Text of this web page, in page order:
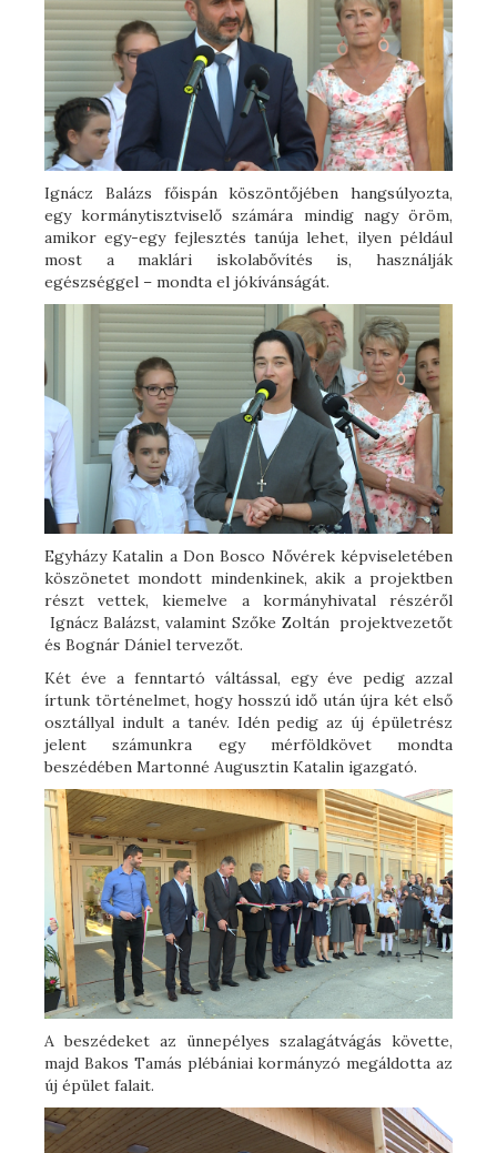
Ignácz Balázs főispán köszöntőjében hangsúlyozta,
egy kormánytisztviselő számára mindig nagy öröm,
amikor egy-egy fejlesztés tanúja lehet, ilyen például
most a maklári iskolabővítés is, használják
egészséggel – mondta el jókívánságát.
Egyházy Katalin a Don Bosco Nővérek képviseletében
köszönetet mondott mindenkinek, akik a projektben
részt vettek, kiemelve a kormányhivatal részéről
Ignácz Balázst, valamint Szőke Zoltán projektvezetőt
és Bognár Dániel tervezőt.
Két éve a fenntartó váltással, egy éve pedig azzal
írtunk történelmet, hogy hosszú idő után újra két első
osztállyal indult a tanév. Idén pedig az új épületrész
jelent számunkra egy mérföldkövet mondta
beszédében Martonné Augusztin Katalin igazgató.
A beszédeket az ünnepélyes szalagátvágás követte,
majd Bakos Tamás plébániai kormányzó megáldotta az
új épület falait.